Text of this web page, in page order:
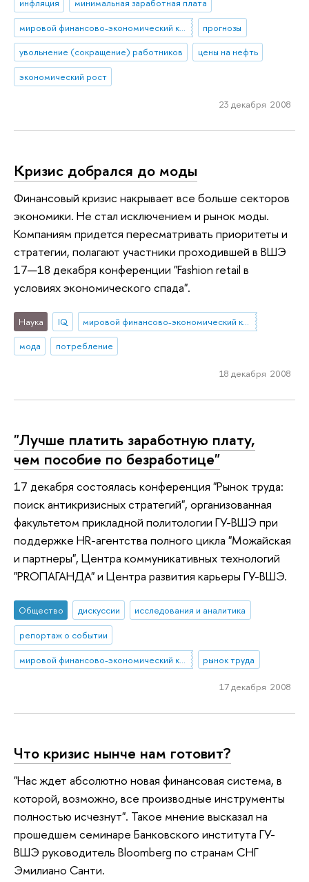
инфляция
минимальная заработная плата
мировой финансово-экономический кризис
прогнозы
увольнение (сокращение) работников
цены на нефть
экономический рост
23 декабря 2008
Кризис добрался до моды
Финансовый кризис накрывает все больше секторов
экономики. Не стал исключением и рынок моды.
Компаниям придется пересматривать приоритеты и
стратегии, полагают участники проходившей в ВШЭ
17—18 декабря конференции "Fashion retail в
условиях экономического спада".
Наука IQ
мировой финансово-экономический кризис
мода
потребление
18 декабря 2008
"Лучше платить заработную плату,
чем пособие по безработице"
17 декабря состоялась конференция "Рынок труда:
поиск антикризисных стратегий", организованная
факультетом прикладной политологии ГУ-ВШЭ при
поддержке HR-агентства полного цикла "Можайская
и партнеры", Центра коммуникативных технологий
"PRОПАГАНДА" и Центра развития карьеры ГУ-ВШЭ.
Общество дискуссии
исследования и аналитика
репортаж о событии
мировой финансово-экономический кризис
рынок труда
17 декабря 2008
Что кризис нынче нам готовит?
"Нас ждет абсолютно новая финансовая система, в
которой, возможно, все производные инструменты
полностью исчезнут". Такое мнение высказал на
прошедшем семинаре Банковского института ГУ-
ВШЭ руководитель Bloomberg по странам СНГ
Эмилиано Санти.